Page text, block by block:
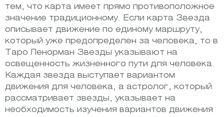
тем, что карта имеет прямо противоположное
значение традиционному. Если карта Звезда
описывает движение по единому маршруту,
который уже предопределен за человека, то в
Таро Ленорман Звезды указывают на
освещенность жизненного пути для человека.
Каждая звезда выступает вариантом
движения для человека, а астролог, который
рассматривает звезды, указывает на
необходимость изучения вариантов движения